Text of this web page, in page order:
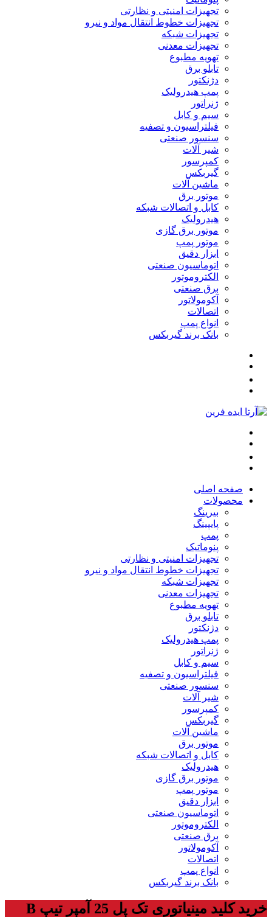
تجهیزات امنیتی و نظارتی
تجهیزات خطوط انتقال مواد و نیرو
تجهیزات شبکه
تجهیزات معدنی
تهویه مطبوع
تابلو برق
دژنکتور
پمپ هیدرولیک
ژنراتور
سیم و کابل
فیلتراسیون و تصفیه
سنسور صنعتی
شیر آلات
کمپرسور
گیربکس
ماشین آلات
موتور برق
کابل و اتصالات شبکه
هیدرولیک
موتور برق گازی
موتور پمپ
ابزار دقیق
اتوماسیون صنعتی
الکتروموتور
برق صنعتی
آکومولاتور
اتصالات
انواع پمپ
بانک برند گیربکس
صفحه اصلی
محصولات
بیرینگ
پایپینگ
پمپ
پنوماتیک
تجهیزات امنیتی و نظارتی
تجهیزات خطوط انتقال مواد و نیرو
تجهیزات شبکه
تجهیزات معدنی
تهویه مطبوع
تابلو برق
دژنکتور
پمپ هیدرولیک
ژنراتور
سیم و کابل
فیلتراسیون و تصفیه
سنسور صنعتی
شیر آلات
کمپرسور
گیربکس
ماشین آلات
موتور برق
کابل و اتصالات شبکه
هیدرولیک
موتور برق گازی
موتور پمپ
ابزار دقیق
اتوماسیون صنعتی
الکتروموتور
برق صنعتی
آکومولاتور
اتصالات
انواع پمپ
بانک برند گیربکس
خرید کلید مینیاتوری تک پل 25 آمپر تیپ B